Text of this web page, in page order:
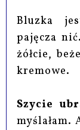
Bluzka
pajęcza
żółcie,
kremowe.
Szycie